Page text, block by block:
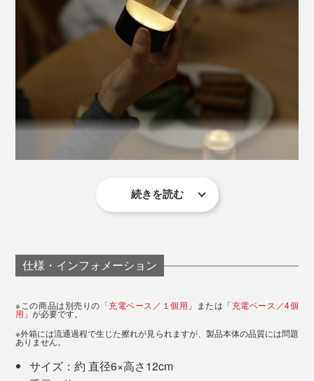
」に「直径6×高さ8cm」をセットした状態
だけで充電がスタート。充電中は小さな白色LEDが灯
り、その姿さえインテリアの一部。充電ベースに並ぶ姿
本物のキャンドルの炎を思わせる自然なゆらぎ、美しい
陰影、ミニマルなデザイン。キャンドル文化が根付くデ
ンマークで、“最も美しいLEDキャンドル”を目指して磨
き上げられてきました。
『UYUNI LIGHTING』は、日常のなかに、ほんの少しの
寝室に置いておけば、就寝時間に合わせて自動で点灯。
あるだけでベッドまでスムーズにたどりつけます。
うサインに。つい見続けてしまうスマホも自然と手放せ
て、眠りのスイッチが入りやすくなりました。
続きを読む
仕様・インフォメーション
※この商品は別売りの「充電ベース／１個用 」または「充電ベース／4個
用」が必要です。
※外箱には流通過程で生じた擦れが見られますが、製品本体の品質には問題
ありません。
サイズ：約 直径6×高さ12cm